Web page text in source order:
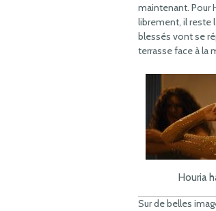
maintenant. Pour
librement, il reste
blessés vont se
terrasse face à la
Houria
Sur de belles